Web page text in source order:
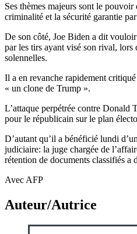
Ses thèmes majeurs sont le
criminalité et la sécurité garantie
De son côté, Joe Biden a dit
par les tirs ayant visé son rival, lors
solennelles.
Il a en revanche rapidement
« un clone de Trump ».
L’attaque perpétrée contre Donald
pour le républicain sur le plan
D’autant qu’il a bénéficié lundi
judiciaire: la juge chargée de
rétention de documents classifiés a
Avec AFP
Auteur/Autrice